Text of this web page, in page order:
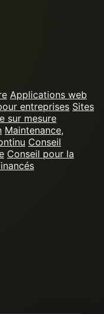
Applications web
entreprises Sites
sur mesure
Maintenance,
Conseil
Conseil pour la